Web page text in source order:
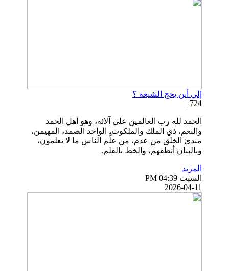
إلي أين يحج الشيعة ؟
724 |
الحمد لله رب العالمين على آلائه، وهو أهل الحمد
والنعم، ذي الملك والملكوت، الواحد الصمد، المهيمن،
مبدئ الخلق من عدم، من علَّم الناس ما لا يعلمون،
وبالبيان أنطقهم، والخط بالقلم.
المزيد
السبت PM 04:39
2026-04-11